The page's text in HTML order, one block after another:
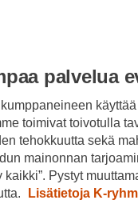
palvelua
toimivat toivotulla
tehokkuutta sekä
mainonnan
kaikki”. Pystyt
Lisätietoja K-